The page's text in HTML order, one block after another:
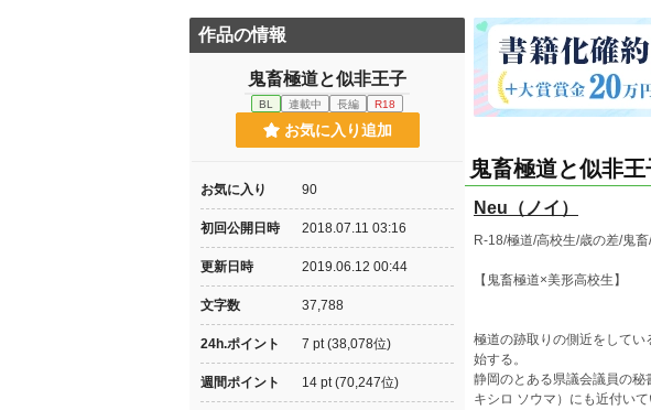
鬼畜極道と似非王
Neu（ノイ）
R-18/極道/高校生/歳の差/鬼
【鬼畜極道×美形高校生】
極道の跡取りの側近をしてい
始する。
静岡のとある県議会議員の
キシロ ソウマ）にも近付いて
作品の情報
鬼畜極道と似非王子
BL 連載中 長編 R18
お気に入り追加
お気に入り 90
初回公開日時 2018.07.11 03:16
更新日時 2019.06.12 00:44
文字数 37,788
24h.ポイント 7 pt (38,078位)
週間ポイント 14 pt (70,247位)